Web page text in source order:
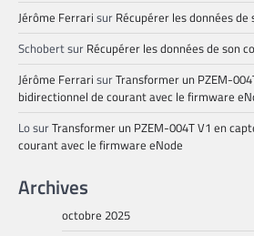
Jérôme Ferrari sur Récupérer les données
Schobertsur Récupérer les données de son
Jérôme Ferrari surTransformer un PZEM-
bidirectionnel de courant avec le firmware
LosurTransformer un PZEM-004T V1 en
courant avec le firmware eNode
Archives
octobre 2025